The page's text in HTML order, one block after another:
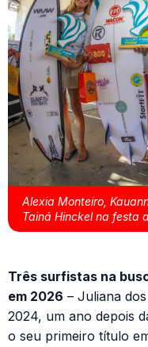
Alexia Monteiro,
Tainá Hinckel na festa
Três surfistas na
em 2026 – Juliana
2024, um ano depois
o seu primeiro título